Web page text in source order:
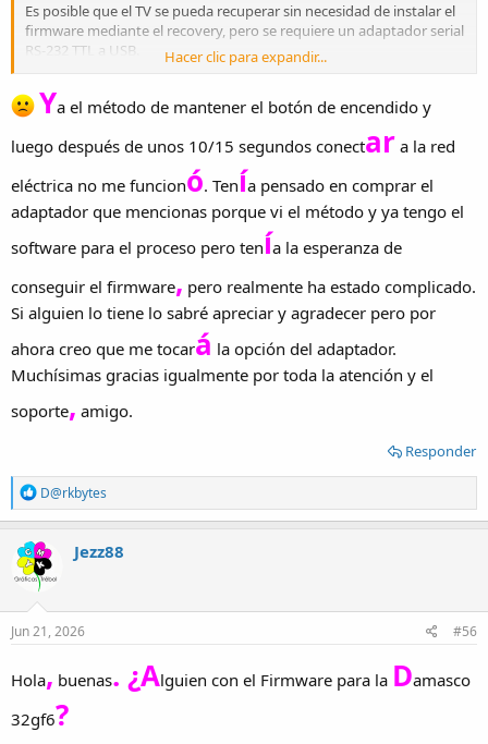
Es posible que el TV se pueda recuperar sin necesidad de instalar el
firmware mediante el recovery, pero se requiere un adaptador serial
RS-232 TTL a USB.
También puedes intentar manteniendo presionado el botón de
encendido (con el TV apagado) por más de 10 segundos para ver si
ingresa al menú del recovery.
Hacer clic para expandir...
Ya el método de mantener el botón de encendido y
luego después de unos 10/15 segundos conectar a la red
eléctrica no me funcionó. Tenía pensado en comprar el
adaptador que mencionas porque vi el método y ya tengo el
software para el proceso pero tenía la esperanza de
conseguir el firmware, pero realmente ha estado complicado.
Si alguien lo tiene lo sabré apreciar y agradecer pero por
ahora creo que me tocará la opción del adaptador.
Muchísimas gracias igualmente por toda la atención y el
soporte, amigo.
Responder
R
e
a
c
t
i
o
n
s
D@rkbytes
Jezz88
Jun 21, 2026 #56
Hola, buenas. ¿Alguien con el Firmware para la Damasco
32gf6?